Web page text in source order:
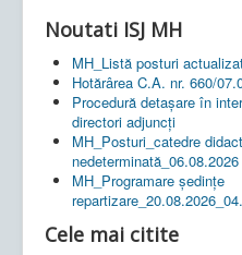
Noutati ISJ MH
MH_Listă posturi
Hotărârea C.A. nr. 660/
Procedură detașare în
directori adjuncți
MH_Posturi_catedre
nedeterminată_06.08.2026
MH_Programare ședințe
Cele mai citite